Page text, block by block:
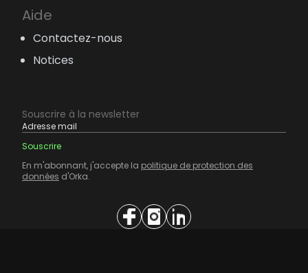
Aide
Contactez-nous
Notices
Souscrire à la newsletter
En m'abonnant, j'accepte la politique de protection des
données d'Orka.